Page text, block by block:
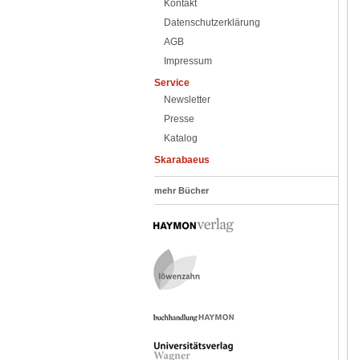
Kontakt
Datenschutzerklärung
AGB
Impressum
Service
Newsletter
Presse
Katalog
Skarabaeus
mehr Bücher